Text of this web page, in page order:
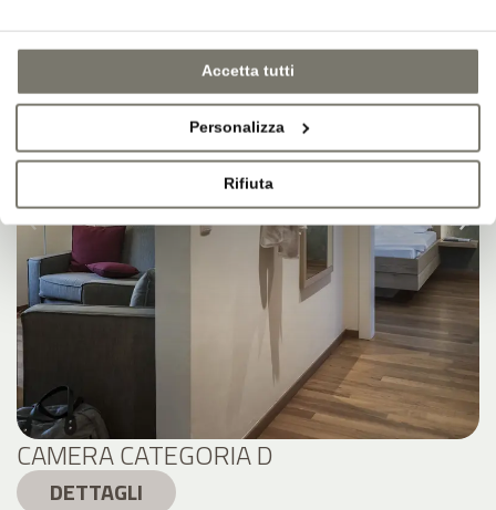
Accetta tutti
Personalizza
Rifiuta
CAMERA CATEGORIA D
DETTAGLI